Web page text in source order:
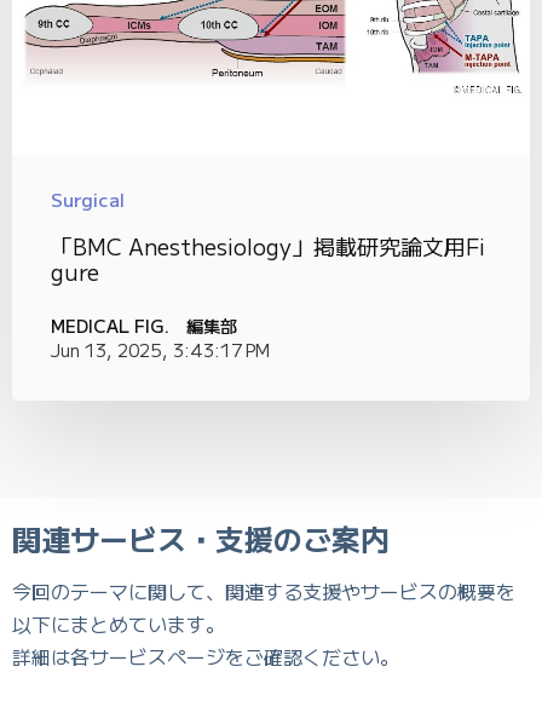
Surgical
「BMC Anesthesiology」掲載研究論文用Fi
gure
MEDICAL FIG. 編集部
Jun 13, 2025, 3:43:17 PM
関連サービス・支援のご案内
今回のテーマに関して、関連する支援やサービスの概要を
以下にまとめています。
詳細は各サービスページをご確認ください。